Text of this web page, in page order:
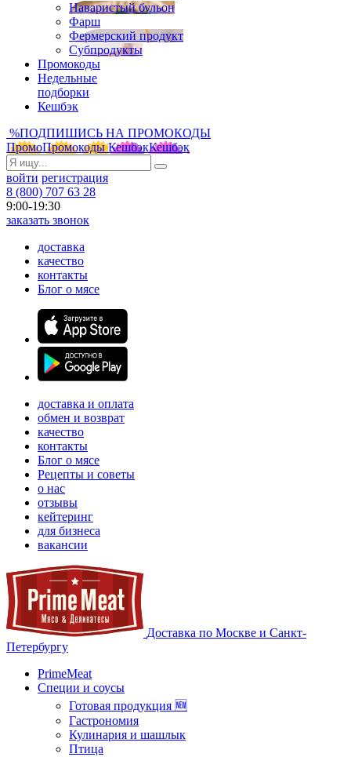
Наваристый бульон
Фарш
Фермерский продукт
Субпродукты
Промокоды
Недельные
подборки
Кешбэк
%ПОДПИШИСЬ НА ПРОМОКОДЫ
ПромоПромокоды КешбэкКешбэк
войти регистрация
8 (800) 707 63 28
9:00-19:30
заказать звонок
доставка
качество
контакты
Блог о мясе
доставка и оплата
обмен и возврат
качество
контакты
Блог о мясе
Рецепты и советы
о нас
отзывы
кейтеринг
для бизнеса
вакансии
Доставка по Москве и Санкт-
Петербургу
PrimeMeat
Специи и соусы
Готовая продукция 🆕
Гастрономия
Кулинария и шашлык
Птица